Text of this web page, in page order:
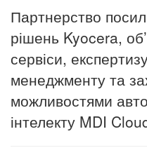
Партнерство
рішень Kyocera,
сервіси,
менеджменту та
можливостями
інтелекту MDI